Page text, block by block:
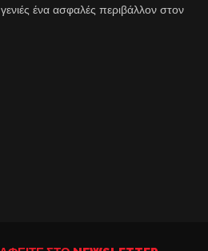
ένα ασφαλές περιβάλλον στον